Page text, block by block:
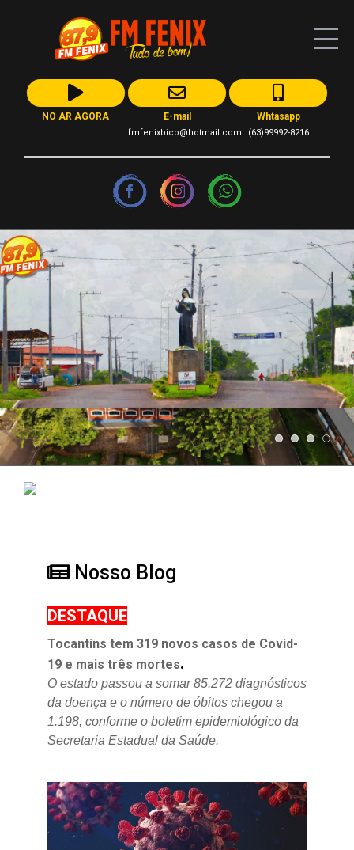
NO AR AGORA E-mail
fmfenixbico@hotmail.com
Whtasapp
(63)99992-8216
Nosso Blog
DESTAQUE
Tocantins tem 319 novos casos de Covid-
19 e mais três mortes.
O estado passou a somar 85.272 diagnósticos
da doença e o número de óbitos chegou a
1.198, conforme o boletim epidemiológico da
Secretaria Estadual da Saúde.